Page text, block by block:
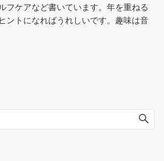
フケアなど書いています。年を重ねる
ントになればうれしいです。趣味は音